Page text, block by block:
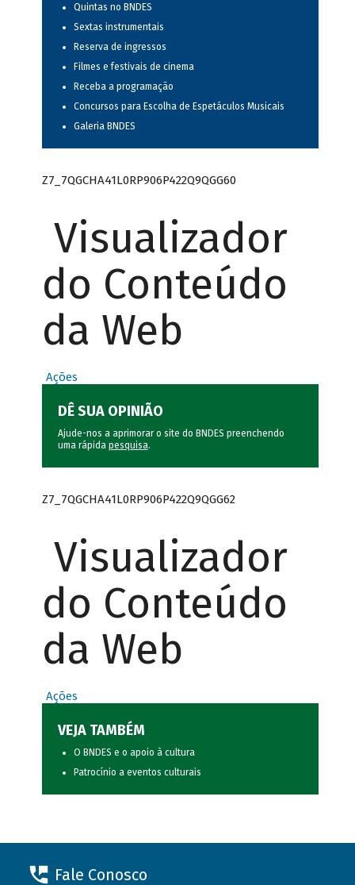
Quintas no BNDES
Sextas instrumentais
Reserva de ingressos
Filmes e festivais de cinema
Receba a programação
Concursos para Escolha de Espetáculos Musicais
Galeria BNDES
Z7_7QGCHA41L0RP906P422Q9QGG60
Visualizador
do Conteúdo
da Web
Ações
DÊ SUA OPINIÃO
Ajude-nos a aprimorar o site do BNDES preenchendo
uma rápida pesquisa.
Z7_7QGCHA41L0RP906P422Q9QGG62
Visualizador
do Conteúdo
da Web
Ações
VEJA TAMBÉM
O BNDES e o apoio à cultura
Patrocínio a eventos culturais
Fale Conosco